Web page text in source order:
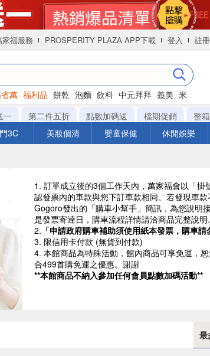
家福服務 PROSPERITY PLAZA APP下載 登入 註冊
萬 福利品 餅乾 泡麵 飲料 中元拜拜 義美 米
一 第二件五折 點數加碼送 檔期促銷 整
3C 美妝個清 嬰童保健 休閒娛樂
1. 訂單成立後的3個工作天內，萬家福會以「
認發票內的車款與您下訂車款相同。若發現車
Gogoro發出的「購車小幫手」簡訊，為您說明
是發票寄逹日，購車流程詳情請洽商品完整說明.
2. 「申請政府購車補助須使用紙本發票，購車請
3. 限信用卡付款 (無貨到付款)
4. 本館商品為特殊活動，館內商品可享免運，
合499首購免運之優惠。謝謝
**本館商品不納入參加任何會員點數加碼活動**
最